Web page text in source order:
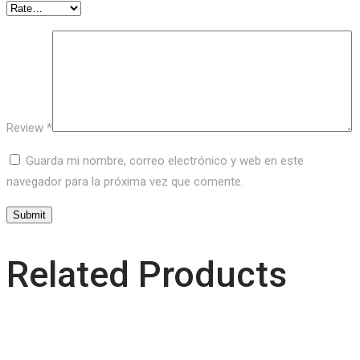
Review *
Guarda mi nombre, correo electrónico y web en este
navegador para la próxima vez que comente.
Related Products